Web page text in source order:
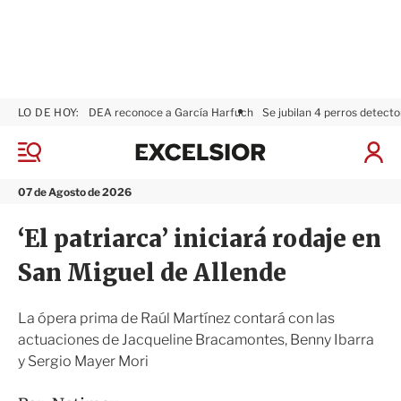
M
n
07 de Agosto de 2026
LO DE HOY: DEA reconoce a García Harfuch Se jubilan 4 perros
I
a
ó
x
s
i
o
r
‘El patriarca’ iniciará rodaje en
San Miguel de Allende
La ópera prima de Raúl Martínez contará con las
actuaciones de Jacqueline Bracamontes, Benny Ibarra
y Sergio Mayer Mori